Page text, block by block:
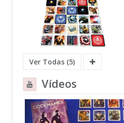
Ver Todas (5)
Vídeos